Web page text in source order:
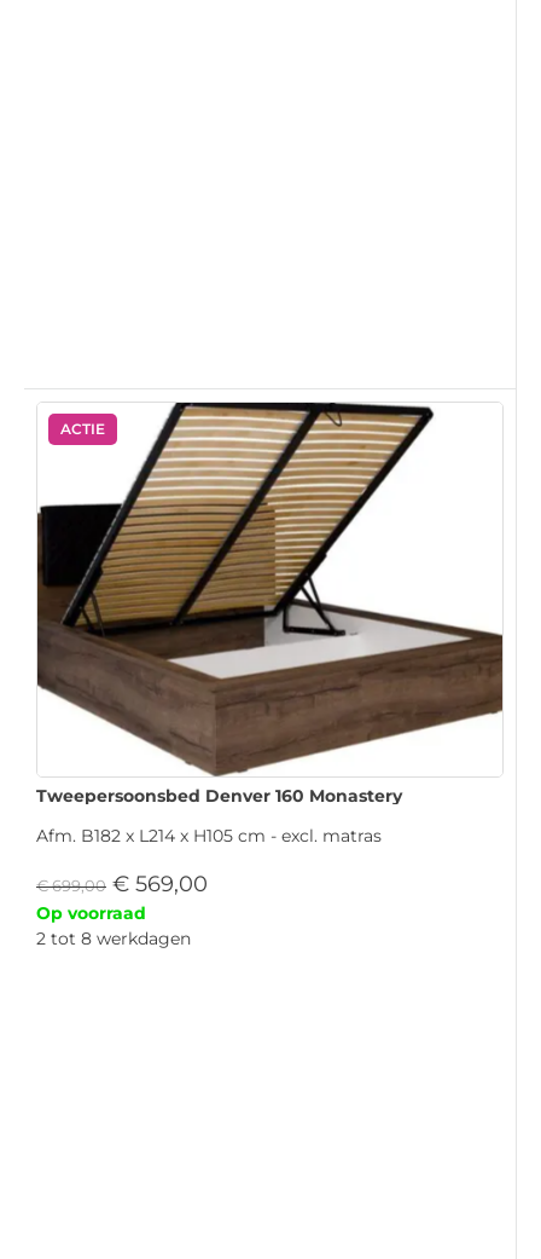
ACTIE
Tweepersoonsbed Denver 160 Monastery
Afm. B182 x L214 x H105 cm - excl. matras
€699,00 € 569,00
Op voorraad
2 tot 8 werkdagen